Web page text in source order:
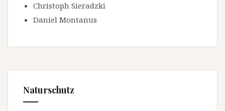
Christoph Sieradzki
Daniel Montanus
Naturschutz